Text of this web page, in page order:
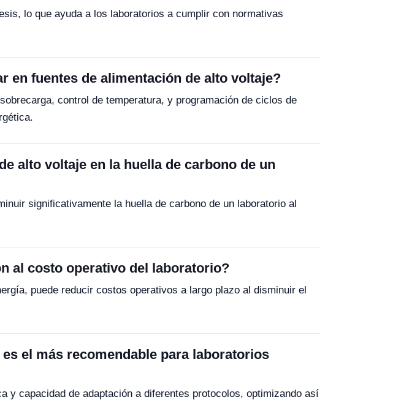
lo que ayuda a los laboratorios a cumplir con normativas
en fuentes de alimentación de alto voltaje?
control de temperatura, y programación de ciclos de
alto voltaje en la huella de carbono de un
significativamente la huella de carbono de un laboratorio al
al costo operativo del laboratorio?
puede reducir costos operativos a largo plazo al disminuir el
el más recomendable para laboratorios
y capacidad de adaptación a diferentes protocolos, optimizando así